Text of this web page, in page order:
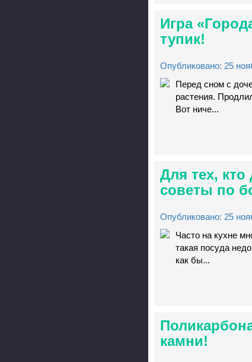
Игра
тупик!
Опубликовано: 25
Перед сном с
растения.
Вот ниче...
Для тех,
советы по
Опубликовано: 25
Часто на кухне
такая посуда
как бы...
камни!